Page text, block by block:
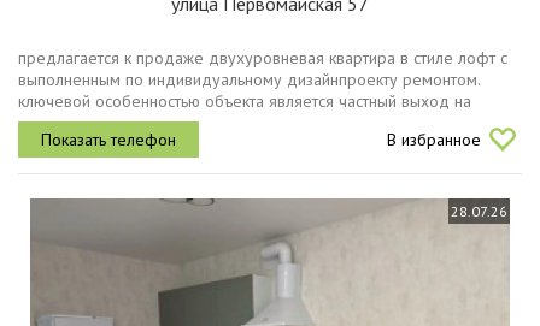
предлагается к продаже двухуровневая квартира в стиле лофт с
выполненным по индивидуальному дизайнпроекту ремонтом.
ключевой особенностью объекта является частный выход на
изолированную террасу на крыше, откуда открывается
панорамный вид на...
В избранное
28.07.26